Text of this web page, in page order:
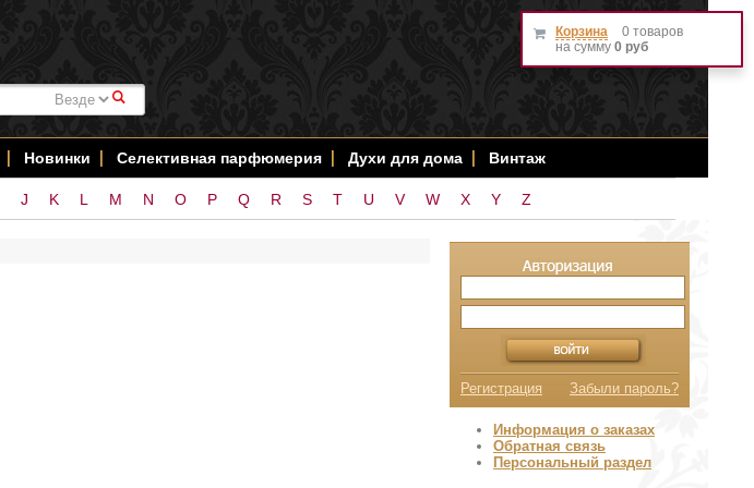
#
Новинки Селективная парфюмерия Духи для дома Винтаж
J K L M N O P Q R S T U V W X Y Z
Корзина
0 товаров
на сумму 0 руб
Регистрация Забыли пароль?
Информация о заказах
Обратная связь
Персональный раздел